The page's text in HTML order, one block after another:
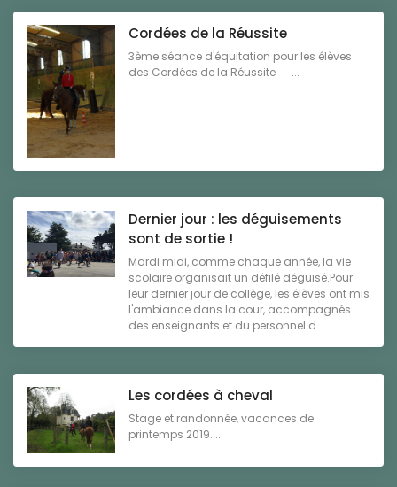
Cordées de la Réussite
3ème séance d'équitation pour les élèves
des Cordées de la Réussite ...
Dernier jour : les déguisements
sont de sortie !
Mardi midi, comme chaque année, la vie
scolaire organisait un défilé déguisé.Pour
leur dernier jour de collège, les élèves ont mis
l'ambiance dans la cour, accompagnés
des enseignants et du personnel d ...
Les cordées à cheval
Stage et randonnée, vacances de
printemps 2019. ...